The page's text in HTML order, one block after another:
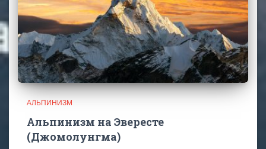
АЛЬПИНИЗМ
Альпинизм на Эвересте
(Джомолунгма)